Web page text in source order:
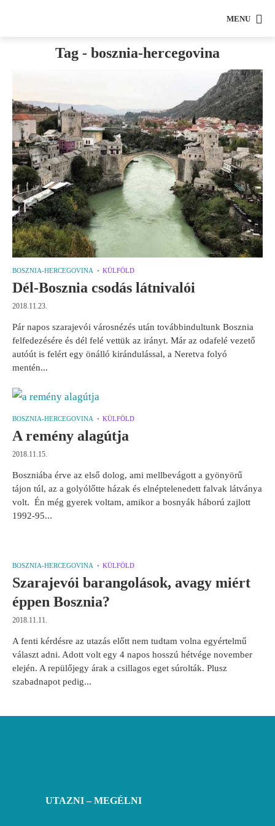
MENU
Tag - bosznia-hercegovina
BOSZNIA-HERCEGOVINA KÜLFÖLD
Dél-Bosznia csodás látnivalói
2018.11.23.
Pár napos szarajevói városnézés után továbbindultunk Bosznia
felfedezésére és dél felé vettük az irányt. Már az odafelé vezető
autóút is felért egy önálló kirándulással, a Neretva folyó
mentén...
BOSZNIA-HERCEGOVINA KÜLFÖLD
A remény alagútja
2018.11.15.
Boszniába érve az első dolog, ami mellbevágott a gyönyörű
tájon túl, az a golyólőtte házak és elnéptelenedett falvak látványa
volt. Én még gyerek voltam, amikor a bosnyák háború zajlott
1992-95...
BOSZNIA-HERCEGOVINA KÜLFÖLD
Szarajevói barangolások, avagy miért
éppen Bosznia?
2018.11.11.
A fenti kérdésre az utazás előtt nem tudtam volna egyértelmű
választ adni. Adott volt egy 4 napos hosszú hétvége november
elején. A repülőjegy árak a csillagos eget súrolták. Plusz
szabadnapot pedig...
UTAZNI – MEGÉLNI